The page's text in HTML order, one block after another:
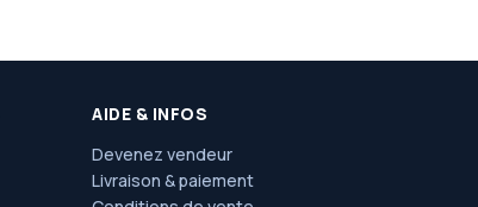
AIDE & INFOS
Devenez vendeur
Livraison & paiement